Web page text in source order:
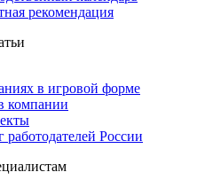
рекомендация
в игровой форме
компании
работодателей России